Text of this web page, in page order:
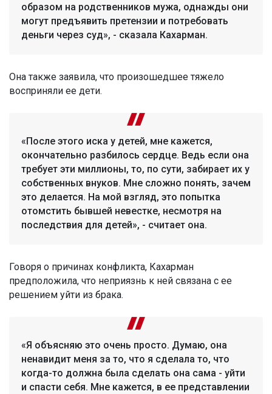
образом на родственников мужа, однажды они
могут предъявить претензии и потребовать
деньги через суд», - сказала Кахарман.
Она также заявила, что произошедшее тяжело
восприняли ее дети.
«После этого иска у детей, мне кажется,
окончательно разбилось сердце. Ведь если она
требует эти миллионы, то, по сути, забирает их у
собственных внуков. Мне сложно понять, зачем
это делается. На мой взгляд, это попытка
отомстить бывшей невестке, несмотря на
последствия для детей», - считает она.
Говоря о причинах конфликта, Кахарман
предположила, что неприязнь к ней связана с ее
решением уйти из брака.
«Я объясняю это очень просто. Думаю, она
ненавидит меня за то, что я сделала то, что
когда-то должна была сделать она сама - уйти
и спасти себя. Мне кажется, в ее представлении